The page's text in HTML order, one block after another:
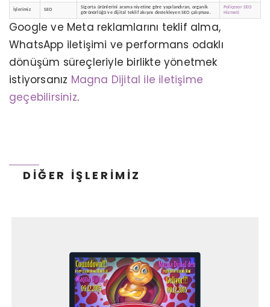
İşlerimiz SEO
Sigorta ürünlerini arama niyetine göre yapılandıran, organik
görünürlüğü ve dijital teklif akışını destekleyen SEO çalışması.
Poliçesor SEO
Hizmeti
Google ve Meta reklamlarını teklif alma,
WhatsApp iletişimi ve performans odaklı
dönüşüm süreçleriyle birlikte yönetmek
istiyorsanız Magna Dijital ile iletişime
geçebilirsiniz.
DIĞER İŞLERIMIZ
KERVAN GIDA - TANITIM ANIMASYON
NN HAYAT VE EMEKLILIK - WEB PROJESI